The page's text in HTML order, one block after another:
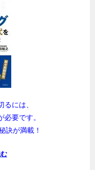
るには、
必要です。
訣が満載！